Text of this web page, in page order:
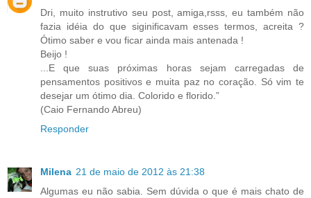
Dri, muito instrutivo seu post, amiga,rsss, eu também não
fazia idéia do que siginificavam esses termos, acreita ?
Ótimo saber e vou ficar ainda mais antenada !
Beijo !
...E que suas próximas horas sejam carregadas de
pensamentos positivos e muita paz no coração. Só vim te
desejar um ótimo dia. Colorido e florido.”
(Caio Fernando Abreu)
Responder
Milena 21 de maio de 2012 às 21:38
Algumas eu não sabia. Sem dúvida o que é mais chato de